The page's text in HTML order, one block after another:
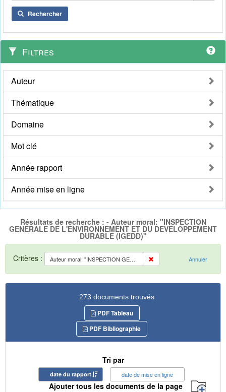
Rechercher
Filtres
Auteur
Thématique
Domaine
Mot clé
Année rapport
Année mise en ligne
Résultats de recherche : - Auteur moral: "INSPECTION
GENERALE DE L'ENVIRONNEMENT ET DU DEVELOPPEMENT
DURABLE (IGEDD)"
Critères : Auteur moral: "INSPECTION GENERALE DE L'ENVIRONNEMENT ET DU DEVELOPPEMENT DURABLE (IGEDD)" Annuler
273 documents trouvés
PDF Tableau
PDF Bibliographie
Tri par
date du rapport date de mise en ligne
Ajouter tous les documents de la page